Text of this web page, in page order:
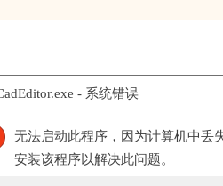
- 系统错误
无法启动此程序，因为计算机中丢
安装该程序以解决此问题。